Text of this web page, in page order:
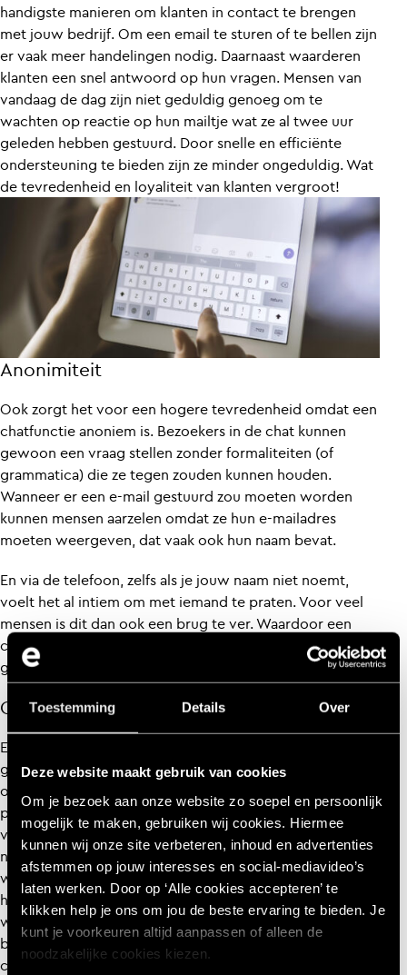
Toestemming Details Over
Deze website maakt gebruik van cookies
Om je bezoek aan onze website zo soepel en persoonlijk
mogelijk te maken, gebruiken wij cookies. Hiermee
kunnen wij onze site verbeteren, inhoud en advertenties
afstemmen op jouw interesses en social‑mediavideo’s
laten werken. Door op ‘Alle cookies accepteren’ te
klikken help je ons om jou de beste ervaring te bieden. Je
kunt je voorkeuren altijd aanpassen of alleen de
noodzakelijke cookies kiezen.
handigste manieren om klanten in contact te brengen
met jouw bedrijf. Om een email te sturen of te bellen zijn
er vaak meer handelingen nodig. Daarnaast waarderen
klanten een snel antwoord op hun vragen. Mensen van
vandaag de dag zijn niet geduldig genoeg om te
wachten op reactie op hun mailtje wat ze al twee uur
geleden hebben gestuurd. Door snelle en efficiënte
ondersteuning te bieden zijn ze minder ongeduldig. Wat
de tevredenheid en loyaliteit van klanten vergroot!
Anonimiteit
Ook zorgt het voor een hogere tevredenheid omdat een
chatfunctie anoniem is. Bezoekers in de chat kunnen
gewoon een vraag stellen zonder formaliteiten (of
grammatica) die ze tegen zouden kunnen houden.
Wanneer er een e-mail gestuurd zou moeten worden
kunnen mensen aarzelen omdat ze hun e-mailadres
moeten weergeven, dat vaak ook hun naam bevat.
En via de telefoon, zelfs als je jouw naam niet noemt,
voelt het al intiem om met iemand te praten. Voor veel
mensen is dit dan ook een brug te ver. Waardoor een
chatfunctie de ideale optie is! Het kanaal biedt voor
gebruikers de mogelijkheid voor anonimiteit.
Conversie
Een belangrijke reden waarom steeds meer bedrijven
gebruik maken van een chatfuntie is omdat het hun kans
op verkoop aanzienlijk verhoogt. Onderzoek kan deze
positieve chat-conversie-relatie bevestigen. Als
voorbeeld kunnen we een case study met Virgin Airlines
nemen. Door het gebruik van een chatfunctie op de
website was de conversie 3,5 keer hogere dan wanneer
het bedrijf werd gemaild. Ook interessant in deze case
was dat de chatters een 15% hogere gemiddelde
bestelwaarde hadden in vergelijking met degenen die de
chat niet gebruikten.